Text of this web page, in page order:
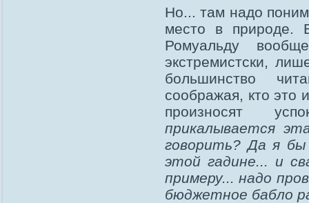
Но... там надо
место в природе.
Ромуальду
экстремистски,
большинство
соображая, кто это
произносят
прикалывается
говорить? Да я бы
этой гадине... и
примеру... надо
бюджетное бабло